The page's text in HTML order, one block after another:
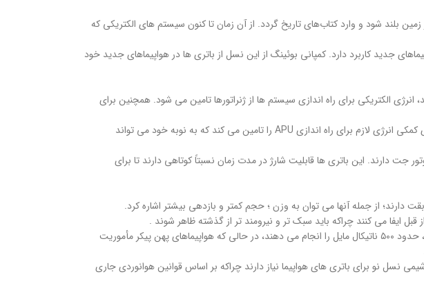
بلند شود و وارد کتاب‌های تاریخ گردد. از آن زمان تا کنون سیستم های الکتریکی که
جدید کاربرد دارد. کمپانی بوئینگ از این نسل از باتری ها در هواپیماهای جدید خود
الکتریکی برای راه اندازی سیستم ها از ژنراتورها تامین می شود. همچنین برای
باتری اصلی همچنین برای سیستم های حیاتی در حین پرواز در صورت قطعی برق بسیار غیر محتمل، برق پشتیبان تامین می کند. باتری کمکی انرژی لازم برای راه اندازی APU را تامین می کند که به نوبه خود می تواند
جت دارند. این باتری ها قابلیت شارژ در مدت زمان نسبتاً کوتاهی دارند تا برای
دارند؛ از جمله آنها می توان به وزن ؛ حجم کمتر و بازدهی بیشتر اشاره کرد.
ایفا می کنند چراکه باید سبک تر و نیرومند تر از گذشته ظاهر شوند .
هواپیماهای تجاری به سه دسته تقسیم می شوند: منطقه ای، باریک پیکر و پهن پیکر. هواپیماهای منطقه ای معمولاً مأموریت های کوتاه، حدود ۵۰۰ ناتیکال مایل را انجام می دهند، در حالی که هواپیماهای پهن پیکر مأموریت
نسل نو برای باتری های هواپیما نیاز دارند چراکه بر اساس قوانین هوانوردی جاری